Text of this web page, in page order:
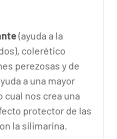
(ayuda a la
colerético
perezosas y de
a una mayor
cual nos crea una
protector de las
la silimarina.